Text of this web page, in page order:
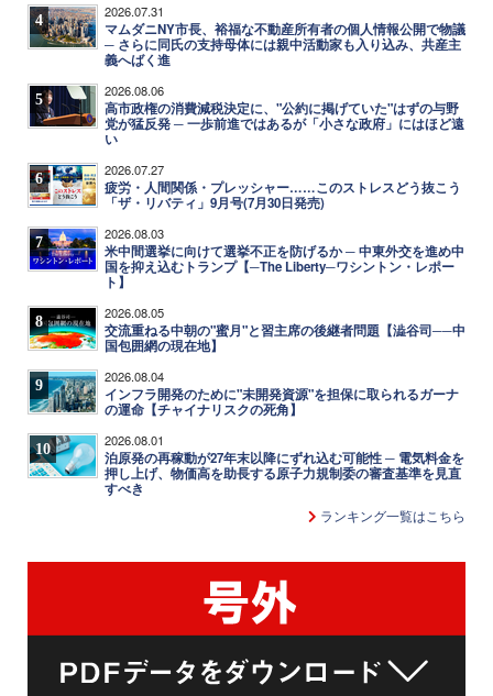
4 2026.07.31
マムダニNY市長、裕福な不動産所有者の個人情報公開で物議
─ さらに同氏の支持母体には親中活動家も入り込み、共産主
義へばく進
5 2026.08.06
高市政権の消費減税決定に、"公約に掲げていた"はずの与野
党が猛反発 ─ 一歩前進ではあるが「小さな政府」にはほど遠
い
6 2026.07.27
疲労・人間関係・プレッシャー……このストレスどう抜こう
「ザ・リバティ」9月号(7月30日発売)
7 2026.08.03
米中間選挙に向けて選挙不正を防げるか ─ 中東外交を進め中
国を抑え込むトランプ【─The Liberty─ワシントン・レポー
ト】
8 2026.08.05
交流重ねる中朝の"蜜月"と習主席の後継者問題【澁谷司──中
国包囲網の現在地】
9 2026.08.04
インフラ開発のために"未開発資源"を担保に取られるガーナ
の運命【チャイナリスクの死角】
10 2026.08.01
泊原発の再稼動が27年末以降にずれ込む可能性 ─ 電気料金を
押し上げ、物価高を助長する原子力規制委の審査基準を見直
すべき
ランキング一覧はこちら